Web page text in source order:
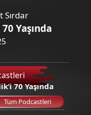
Sırdar
Yaşında
70 Yaşında
Tüm Podcastleri